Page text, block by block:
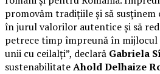
promovăm tradițiile și să
în jurul valorilor autentice și să
petrece timp împreună în
unii cu ceilalți”, declară Gabriela
sustenabilitateAhold Delhaize